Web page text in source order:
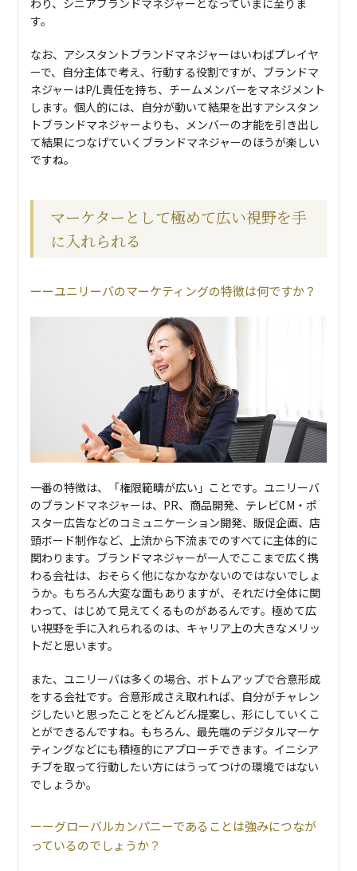
わり、シニアブランドマネジャーとなっていまに至りま
す。
なお、アシスタントブランドマネジャーはいわばプレイヤ
ーで、自分主体で考え、行動する役割ですが、ブランドマ
ネジャーはP/L責任を持ち、チームメンバーをマネジメント
します。個人的には、自分が動いて結果を出すアシスタン
トブランドマネジャーよりも、メンバーの才能を引き出し
て結果につなげていくブランドマネジャーのほうが楽しい
ですね。
マーケターとして極めて広い視野を手
に入れられる
ユニリーバのマーケティングの特徴は何ですか？
一番の特徴は、「権限範疇が広い」ことです。ユニリーバ
のブランドマネジャーは、PR、商品開発、テレビCM・ポ
スター広告などのコミュニケーション開発、販促企画、店
頭ボード制作など、上流から下流までのすべてに主体的に
関わります。ブランドマネジャーが一人でここまで広く携
わる会社は、おそらく他になかなかないのではないでしょ
うか。もちろん大変な面もありますが、それだけ全体に関
わって、はじめて見えてくるものがあるんです。極めて広
い視野を手に入れられるのは、キャリア上の大きなメリッ
トだと思います。
また、ユニリーバは多くの場合、ボトムアップで合意形成
をする会社です。合意形成さえ取れれば、自分がチャレン
ジしたいと思ったことをどんどん提案し、形にしていくこ
とができるんですね。もちろん、最先端のデジタルマーケ
ティングなどにも積極的にアプローチできます。イニシア
チブを取って行動したい方にはうってつけの環境ではない
でしょうか。
グローバルカンパニーであることは強みにつなが
っているのでしょうか？